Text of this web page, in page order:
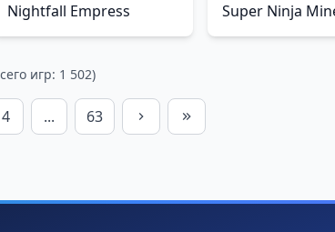
Nightfall Empress Super Ninja
игр: 1 502)
4 ... 63